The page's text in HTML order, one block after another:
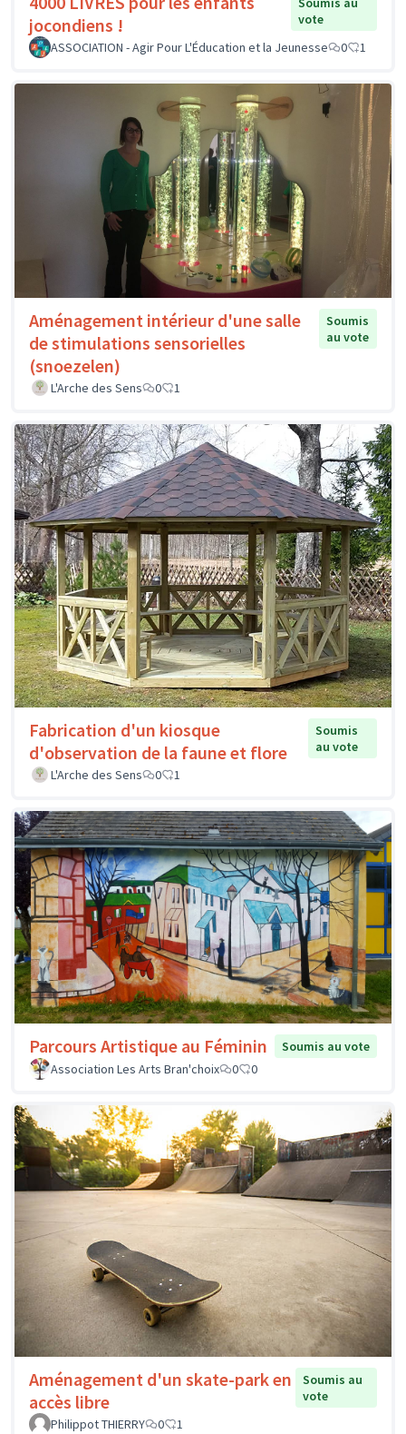
jocondiens !
vote
ASSOCIATION - Agir Pour L'Éducation et la Jeunesse
0 1
Aménagement intérieur d'une salle
de stimulations sensorielles
(snoezelen)
Soumis
au vote
L'Arche des Sens 0 1
Fabrication d'un kiosque
d'observation de la faune et flore
Soumis
au vote
L'Arche des Sens
0 1
Parcours Artistique au Féminin
Soumis au vote
Association Les Arts Bran'choix
0 0
Aménagement d'un skate-park en
accès libre
Soumis au
vote
Philippot THIERRY
0 1